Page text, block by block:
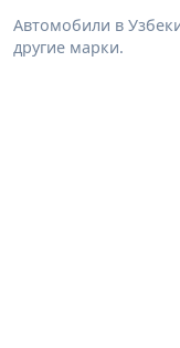
Автомобили в
другие марки.